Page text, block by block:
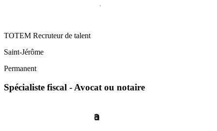
TOTEM Recruteur de talent
Saint-Jérôme
Permanent
Spécialiste fiscal - Avocat ou notaire